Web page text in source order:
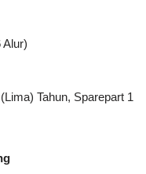
Tahun, Sparepart 1